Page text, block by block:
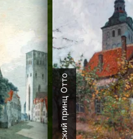
Датский принц Отто